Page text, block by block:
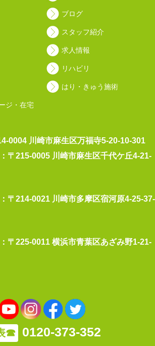
ブログ
スタッフ紹介
求人情報
リハビリ
はり・きゅう施術
ジ・在宅
0004 川崎市麻生区万福寺5-20-10-301
〒215-0005 川崎市麻生区千代ケ丘4-21-
〒214-0021 川崎市多摩区宿河原4-25-37-
〒225-0011 横浜市青葉区あざみ野1-21-
☎ 0120-373-352